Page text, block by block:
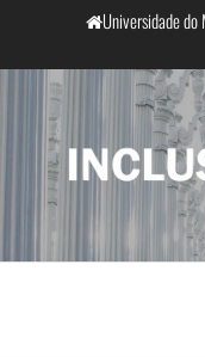
o
conteúdo
Universidade